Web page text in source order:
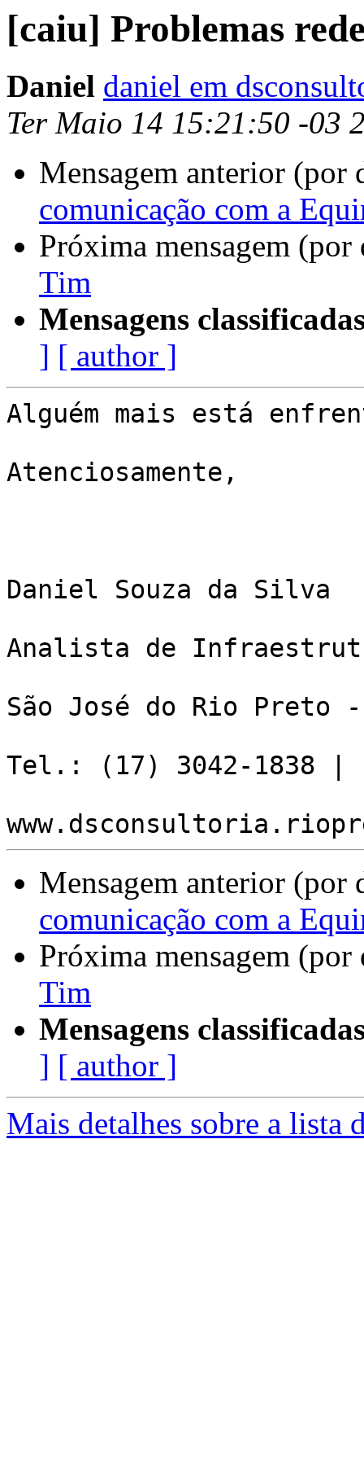
[caiu] Problemas
Daniel daniel em
Ter Maio 14 15:21:50 -03
Mensagem anterior (por
comunicação com a
Próxima mensagem
Tim
Mensagens
] [ author ]
Alguém mais está
Atenciosamente,
Daniel Souza da Silva
Analista de
São José do Rio Preto -
Tel.: (17) 3042-1838 |
Mensagem anterior (por
comunicação com a
Próxima mensagem
Tim
Mensagens
] [ author ]
Mais detalhes sobre a lista